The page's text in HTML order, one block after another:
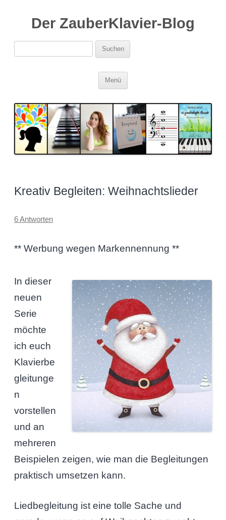
Der ZauberKlavier-Blog
Suchen
nach:
Menü
Kreativ Begleiten: Weihnachtslieder
6 Antworten
** Werbung wegen Markennennung **
In dieser
neuen
Serie
möchte
ich euch
Klavierbe
gleitunge
n
vorstellen
und an
mehreren
Beispielen zeigen, wie man die Begleitungen
praktisch umsetzen kann.
Liedbegleitung ist eine tolle Sache und